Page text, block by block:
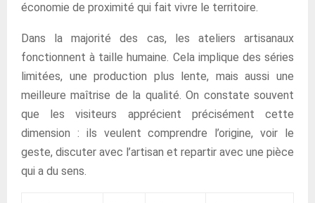
économie de proximité qui fait vivre le territoire.
Dans la majorité des cas, les ateliers artisanaux
fonctionnent à taille humaine. Cela implique des séries
limitées, une production plus lente, mais aussi une
meilleure maîtrise de la qualité. On constate souvent
que les visiteurs apprécient précisément cette
dimension : ils veulent comprendre l’origine, voir le
geste, discuter avec l’artisan et repartir avec une pièce
qui a du sens.